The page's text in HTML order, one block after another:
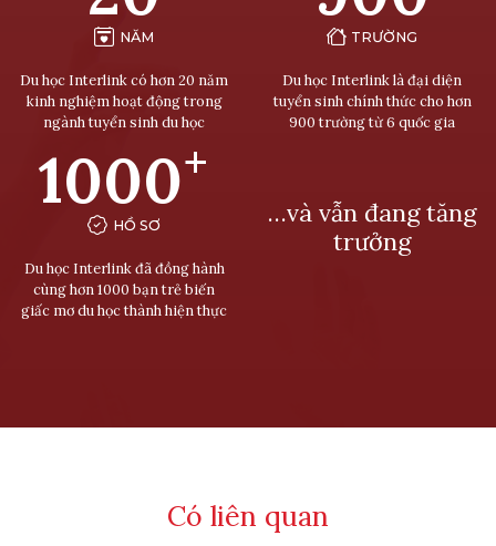
NĂM
Du học Interlink có hơn 20 năm
kinh nghiệm hoạt động trong
ngành tuyển sinh du học
TRƯỜNG
Du học Interlink là đại diện
tuyển sinh chính thức cho hơn
900 trường từ 6 quốc gia
1000+
HỒ SƠ
Du học Interlink đã đồng hành
cùng hơn 1000 bạn trẻ biến
giấc mơ du học thành hiện thực
…và vẫn đang tăng
trưởng
Có liên quan